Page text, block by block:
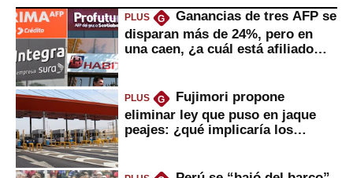
PLUS G
Ganancias de tres AFP se
disparan más de 24%, pero en
una caen, ¿a cuál está afiliado
PLUS G
Fujimori propone
eliminar ley que puso en jaque
peajes: ¿qué implicaría los